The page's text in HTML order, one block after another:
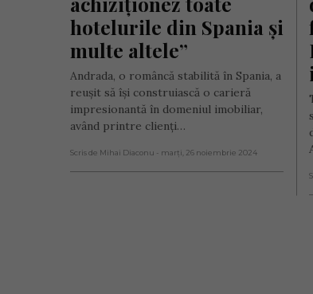
hotelurile din Spania și
multe altele”
Andrada, o româncă stabilită în Spania, a
reușit să își construiască o carieră
impresionantă în domeniul imobiliar,
având printre clienți…
Scris de Mihai Diaconu - marți, 26 noiembrie 2024